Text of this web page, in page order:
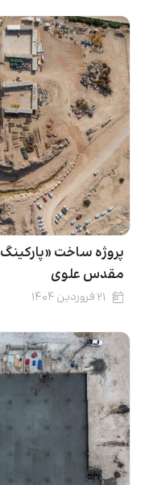
پروژه ساخت
مقدس علوی
۲۱ فروردین ۱۴۰۴